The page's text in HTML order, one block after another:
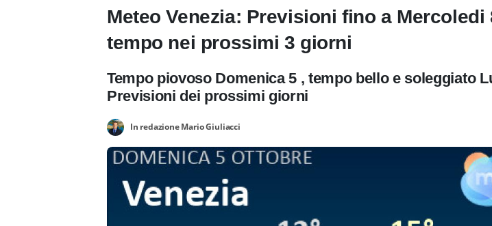
Meteo Venezia: Previsioni fino a Mercoledi
tempo nei prossimi 3 giorni
Tempo piovoso Domenica 5 , tempo bello e soleggiato
Previsioni dei prossimi giorni
In redazione Mario Giuliacci